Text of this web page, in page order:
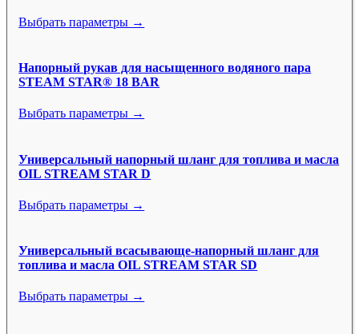
Выбрать параметры →
Напорный рукав для насыщенного водяного пара
STEAM STAR® 18 BAR
Выбрать параметры →
Универсальный напорный шланг для топлива и масла
OIL STREAM STAR D
Выбрать параметры →
Универсальный всасывающе-напорный шланг для
топлива и масла OIL STREAM STAR SD
Выбрать параметры →